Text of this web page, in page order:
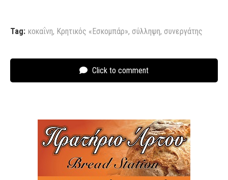
Tag: κοκαΐνη, Κρητικός «Εσκομπάρ», σύλληψη, συνεργάτης
Click to comment